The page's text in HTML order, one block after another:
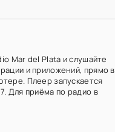
Mar del Plata и слушайте
и приложений, прямо в
Плеер запускается
Для приёма по радио в